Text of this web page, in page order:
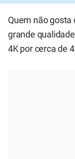
Quem não gosta
grande
4K por cerca de